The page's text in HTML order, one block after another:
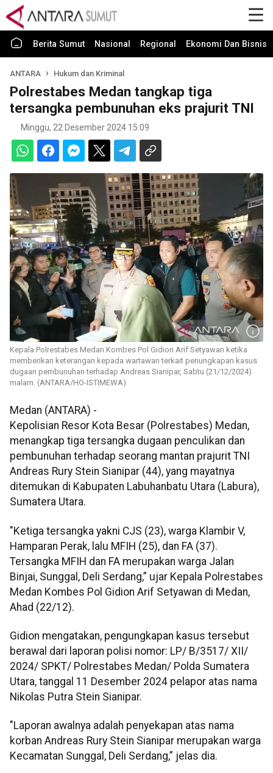
Berita Sumut Nasional Regional Ekonomi Dan Bisnis
ANTARA Hukum dan Kriminal
Polrestabes Medan tangkap tiga
tersangka pembunuhan eks prajurit TNI
Minggu, 22 Desember 2024 15:09
Kepala Polrestabes Medan Kombes Pol Gidion Arif Setyawan ketika
memberikan keterangan kepada wartawan terkait penungkapan kasus
dugaan pembunuhan terhadap Andreas Sianipar, Sabtu (21/12/2024)
malam. (ANTARA/HO-ISTIMEWA)
Medan (ANTARA) -
Kepolisian Resor Kota Besar (Polrestabes) Medan,
menangkap tiga tersangka dugaan penculikan dan
pembunuhan terhadap seorang mantan prajurit TNI
Andreas Rury Stein Sianipar (44), yang mayatnya
ditemukan di Kabupaten Labuhanbatu Utara (Labura),
Sumatera Utara.
"Ketiga tersangka yakni CJS (23), warga Klambir V,
Hamparan Perak, lalu MFIH (25), dan FA (37).
Tersangka MFIH dan FA merupakan warga Jalan
Binjai, Sunggal, Deli Serdang,” ujar Kepala Polrestabes
Medan Kombes Pol Gidion Arif Setyawan di Medan,
Ahad (22/12).
Gidion mengatakan, pengungkapan kasus tersebut
berawal dari laporan polisi nomor: LP/ B/3517/ XII/
2024/ SPKT/ Polrestabes Medan/ Polda Sumatera
Utara, tanggal 11 Desember 2024 pelapor atas nama
Nikolas Putra Stein Sianipar.
"Laporan awalnya adalah penyekapan atas nama
korban Andreas Rury Stein Sianipar merupakan warga
Kecamatan Sunggal, Deli Serdang,” jelas dia.